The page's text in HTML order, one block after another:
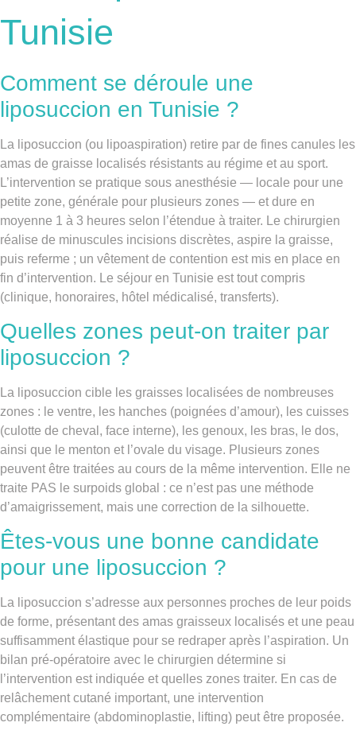
Tunisie
Comment se déroule une
liposuccion en Tunisie ?
La liposuccion (ou lipoaspiration) retire par de fines canules les
amas de graisse localisés résistants au régime et au sport.
L’intervention se pratique sous anesthésie — locale pour une
petite zone, générale pour plusieurs zones — et dure en
moyenne 1 à 3 heures selon l’étendue à traiter. Le chirurgien
réalise de minuscules incisions discrètes, aspire la graisse,
puis referme ; un vêtement de contention est mis en place en
fin d’intervention. Le séjour en Tunisie est tout compris
(clinique, honoraires, hôtel médicalisé, transferts).
Quelles zones peut-on traiter par
liposuccion ?
La liposuccion cible les graisses localisées de nombreuses
zones : le ventre, les hanches (poignées d’amour), les cuisses
(culotte de cheval, face interne), les genoux, les bras, le dos,
ainsi que le menton et l’ovale du visage. Plusieurs zones
peuvent être traitées au cours de la même intervention. Elle ne
traite PAS le surpoids global : ce n’est pas une méthode
d’amaigrissement, mais une correction de la silhouette.
Êtes-vous une bonne candidate
pour une liposuccion ?
La liposuccion s’adresse aux personnes proches de leur poids
de forme, présentant des amas graisseux localisés et une peau
suffisamment élastique pour se redraper après l’aspiration. Un
bilan pré-opératoire avec le chirurgien détermine si
l’intervention est indiquée et quelles zones traiter. En cas de
relâchement cutané important, une intervention
complémentaire (abdominoplastie, lifting) peut être proposée.